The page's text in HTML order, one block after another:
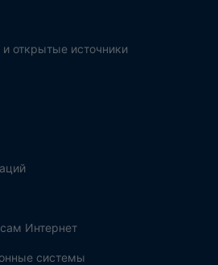
открытые источники
Интернет
системы